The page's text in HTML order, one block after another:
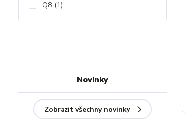
Q8 (1)
Novinky
Zobrazit všechny novinky